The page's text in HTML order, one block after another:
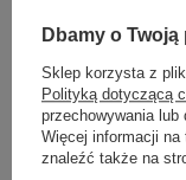
Dbamy o
Sklep korzysta z
Polityką dotyczącą
przechowywania lub
Więcej informacji na
znaleźć także na